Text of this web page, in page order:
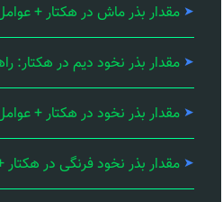
مقدار بذر ماش در هکتار +
مقدار بذر نخود دیم در هکتار:
مقدار بذر نخود در هکتار +
مقدار بذر نخود فرنگی در هکتار